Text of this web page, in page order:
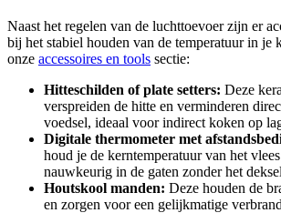
Naast het regelen van de luchttoevoer zijn er
bij het stabiel houden van de temperatuur in je
onze accessoires en tools sectie:
Hitteschilden of plate setters: Deze
verspreiden de hitte en verminderen
voedsel, ideaal voor indirect koken op
Digitale thermometer met
houd je de kerntemperatuur van het
nauwkeurig in de gaten zonder het
Houtskool manden: Deze houden de
en zorgen voor een gelijkmatige